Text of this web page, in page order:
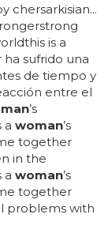
chersarkisian...
is a
ha sufrido una
de tiempo y
entre el
’s
a woman’s
together
in the
a woman’s
together
problems with